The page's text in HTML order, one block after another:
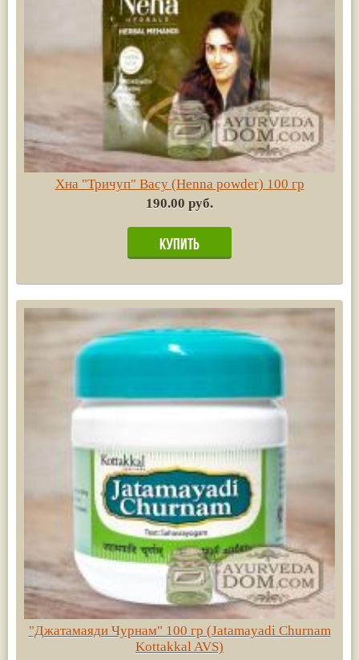
Хна "Тричуп" Васу (Henna powder) 100 гр
190.00 руб.
"Джатамаяди Чурнам" 100 гр (Jatamayadi Churnam
Kottakkal AVS)